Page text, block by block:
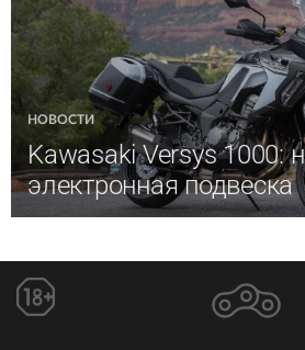
НОВОСТИ
Kawasaki Versys 1000:
электронная подвеска